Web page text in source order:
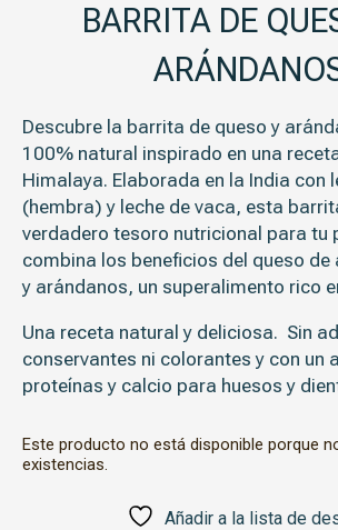
BARRITA DE
Descubre la barrita de queso y
100% natural inspirado en una
Himalaya. Elaborada en la India con
(hembra) y leche de vaca, esta
verdadero tesoro nutricional para tu
combina los beneficios del queso
y arándanos, un superalimento rico
Una receta natural y deliciosa. Sin
conservantes ni colorantes y con un a
proteínas y calcio para huesos y
Este producto no está disponible porque
existencias.
Añadir a la lista de